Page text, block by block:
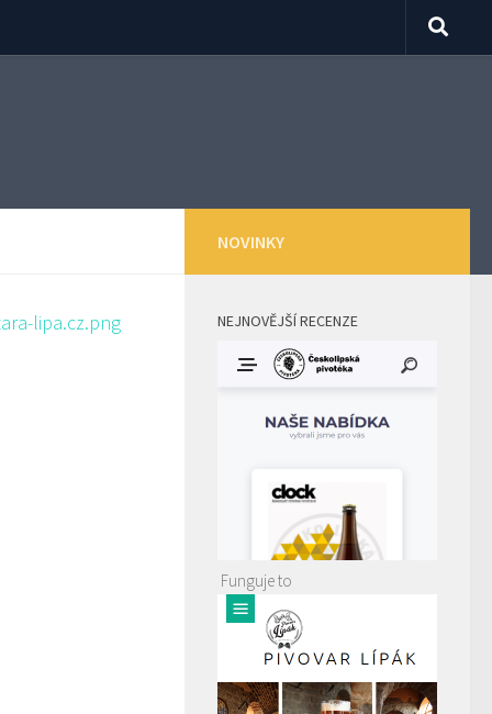
NOVINKY
NEJNOVĚJŠÍ RECENZE
Funguje to